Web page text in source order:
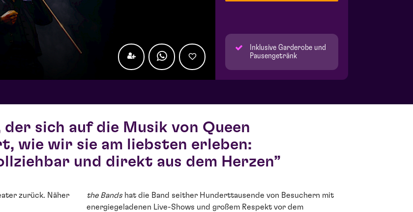
Inklusive Garderobe und
Pausengetränk
der sich auf die Musik von Queen
wie wir sie am liebsten erleben:
und direkt aus dem Herzen
zurück. Näher
the Bandshat die Band seither Hunderttausende von Besuchern mit
energiegeladenen Live-Shows und großem Respekt vor dem